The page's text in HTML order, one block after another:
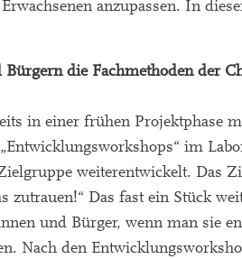
anzupassen. In
die Fachmethoden der
in einer frühen Projektphase
im
weiterentwickelt. Das
zutrauen!“ Das fast ein Stück
und Bürger, wenn man sie
Nach den